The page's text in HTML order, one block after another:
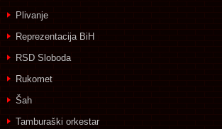
Plivanje
Reprezentacija BiH
RSD Sloboda
Rukomet
Šah
Tamburaški orkestar